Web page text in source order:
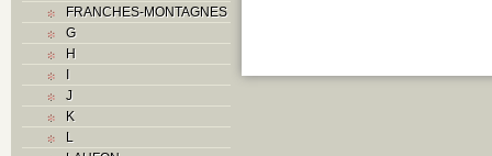
FRANCHES-MONTAGNES
G
H
I
J
K
L